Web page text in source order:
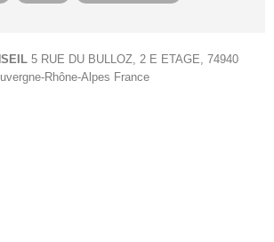
5 RUE DU BULLOZ, 2 E ETAGE, 74940
Rhône-Alpes France